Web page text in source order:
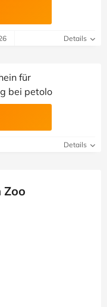
Details
für
bei petolo
Details
Zoo